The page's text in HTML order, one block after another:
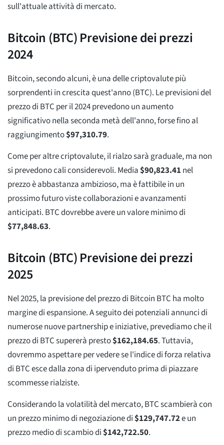
sull'attuale attività di mercato.
Bitcoin (BTC) Previsione dei prezzi
2024
Bitcoin, secondo alcuni, è una delle criptovalute più
sorprendenti in crescita quest'anno (BTC). Le previsioni del
prezzo di BTC per il 2024 prevedono un aumento
significativo nella seconda metà dell'anno, forse fino al
raggiungimento$97,310.79.
Come per altre criptovalute, il rialzo sarà graduale, ma non
si prevedono cali considerevoli. Media$90,823.41 nel
prezzo è abbastanza ambizioso, ma è fattibile in un
prossimo futuro viste collaborazioni e avanzamenti
anticipati. BTC dovrebbe avere un valore minimo di
$77,848.63.
Bitcoin (BTC) Previsione dei prezzi
2025
Nel 2025, la previsione del prezzo di Bitcoin BTC ha molto
margine di espansione. A seguito dei potenziali annunci di
numerose nuove partnership e iniziative, prevediamo che il
prezzo di BTC supererà presto$162,184.65. Tuttavia,
dovremmo aspettare per vedere se l'indice di forza relativa
di BTC esce dalla zona di ipervenduto prima di piazzare
scommesse rialziste.
Considerando la volatilità del mercato, BTC scambierà con
un prezzo minimo di negoziazione di$129,747.72e un
prezzo medio di scambio di$142,722.50.